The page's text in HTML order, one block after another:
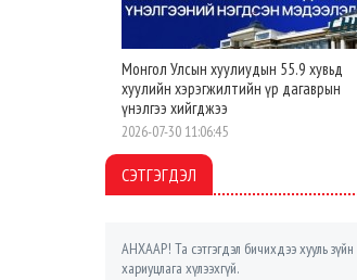
Монгол Улсын хуулиудын 55.9 хувьд
хуулийн хэрэгжилтийн үр дагаврын
үнэлгээ хийгджээ
2026-07-30 11:06:45
СЭТГЭГДЭЛ
АНХААР! Та сэтгэгдэл бичихдээ хууль
хариуцлага хүлээхгүй.